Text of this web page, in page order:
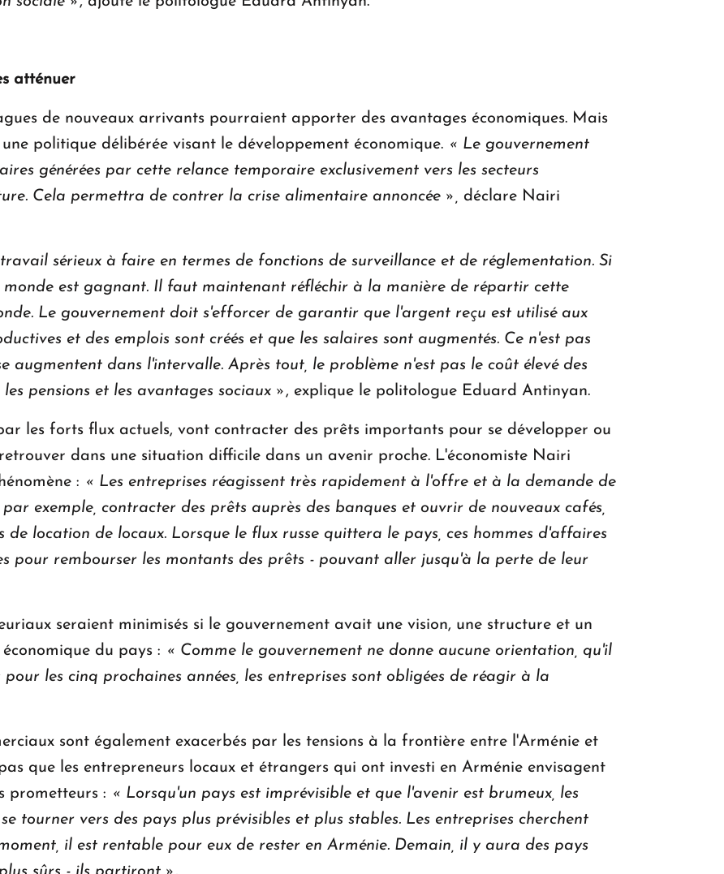
atténuer
de nouveaux arrivants pourraient apporter des avantages économiques. Mais
politique délibérée visant le développement économique. « Le gouvernement
générées par cette relance temporaire exclusivement vers les secteurs
Cela permettra de contrer la crise alimentaire annoncée », déclare Nairi
sérieux à faire en termes de fonctions de surveillance et de réglementation. Si
est gagnant. Il faut maintenant réfléchir à la manière de répartir cette
Le gouvernement doit s'efforcer de garantir que l'argent reçu est utilisé aux
et des emplois sont créés et que les salaires sont augmentés. Ce n'est pas
augmentent dans l'intervalle. Après tout, le problème n'est pas le coût élevé des
pensions et les avantages sociaux », explique le politologue Eduard Antinyan.
les forts flux actuels, vont contracter des prêts importants pour se développer ou
dans une situation difficile dans un avenir proche. L'économiste Nairi
: « Les entreprises réagissent très rapidement à l'offre et à la demande de
exemple, contracter des prêts auprès des banques et ouvrir de nouveaux cafés,
de location de locaux. Lorsque le flux russe quittera le pays, ces hommes d'affaires
pour rembourser les montants des prêts - pouvant aller jusqu'à la perte de leur
seraient minimisés si le gouvernement avait une vision, une structure et un
du pays : « Comme le gouvernement ne donne aucune orientation, qu'il
les cinq prochaines années, les entreprises sont obligées de réagir à la
sont également exacerbés par les tensions à la frontière entre l'Arménie et
que les entrepreneurs locaux et étrangers qui ont investi en Arménie envisagent
prometteurs : « Lorsqu'un pays est imprévisible et que l'avenir est brumeux, les
tourner vers des pays plus prévisibles et plus stables. Les entreprises cherchent
il est rentable pour eux de rester en Arménie. Demain, il y aura des pays